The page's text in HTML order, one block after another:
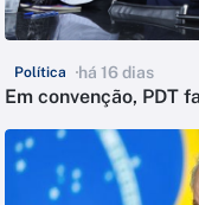
Política há 16 dias
Em convenção, PDT